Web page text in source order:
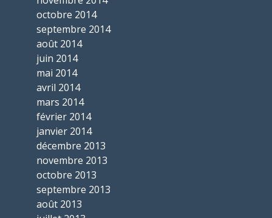
octobre 2014
septembre 2014
août 2014
juin 2014
mai 2014
avril 2014
mars 2014
février 2014
janvier 2014
décembre 2013
novembre 2013
octobre 2013
septembre 2013
août 2013